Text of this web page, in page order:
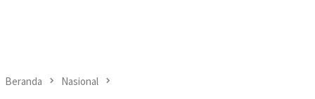
Beranda Nasional